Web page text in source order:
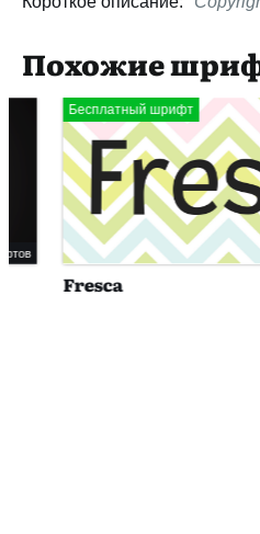
Похожие
Бесплатный шрифт
Fresca